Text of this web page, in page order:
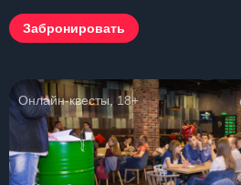
Забронировать
Онлайн-квесты, 18+